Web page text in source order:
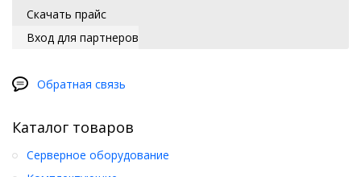
Скачать прайс
Вход для партнеров
Обратная связь
Каталог товаров
Серверное оборудование